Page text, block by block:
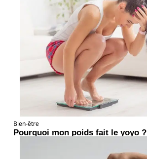
Bien-être
Pourquoi mon poids fait le yoyo ?